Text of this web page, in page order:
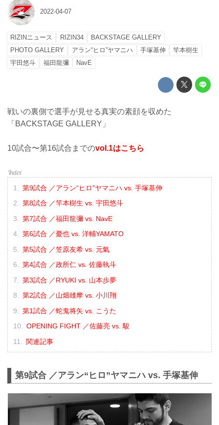
2022-04-07
RIZINニュース RIZIN34
BACKSTAGE GALLERY
PHOTO GALLERY
アラン“ヒロ”ヤマニハ 手塚基伸
竿本樹生
宇田悠斗
福田龍彌 NavE
戦いの裏側で選手が見せる真実の素顔を収めた
「BACKSTAGE GALLERY」
10試合〜第16試合までのvol.1はこちら
第9試合 ／アラン“ヒロ”ヤマニハ vs. 手塚基伸
第8試合 ／竿本樹生 vs. 宇田悠斗
第7試合 ／福田龍彌 vs. NavE
第6試合 ／憂也 vs. 洋輔YAMATO
第5試合 ／笠原友希 vs. 元氣
第4試合 ／政所仁 vs. 佐藤執斗
第3試合 ／RYUKI vs. 山本歩夢
第2試合 ／山畑雄摩 vs. 小川翔
第1試合 ／蛇鬼将矢 vs. こうた
OPENING FIGHT ／佐藤亮 vs. 駿
関連記事
第9試合 ／アラン“ヒロ”ヤマニハ vs. 手塚基伸